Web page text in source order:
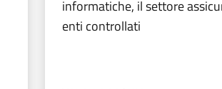
informatiche, il settore
enti controllati